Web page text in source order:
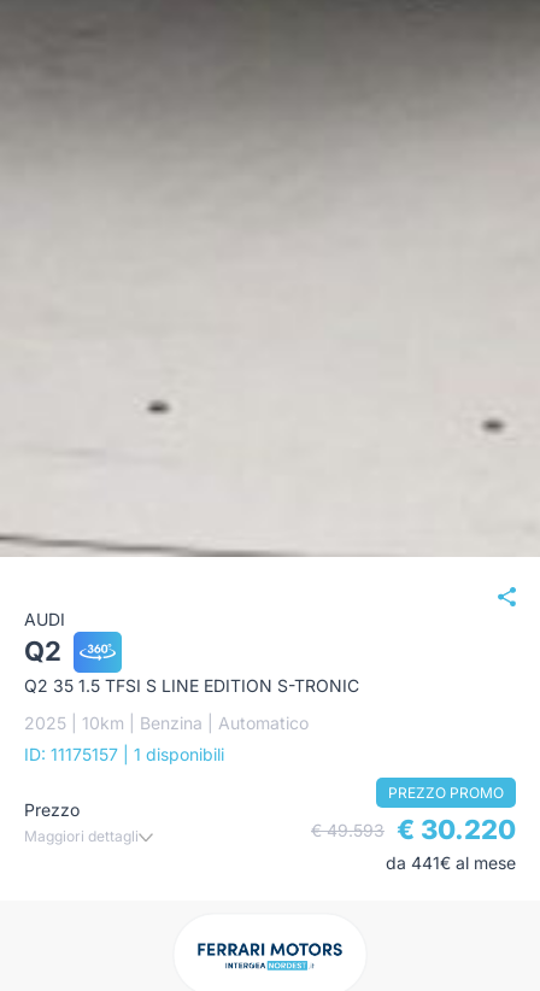
AUDI
Q2
Q2 35 1.5 TFSI S LINE EDITION S-TRONIC
2025 | 10km | Benzina | Automatico
ID: 11175157
| 1 disponibili
Prezzo
Maggiori dettagli
PREZZO PROMO
€ 49.593 € 30.220
da 441€ al mese